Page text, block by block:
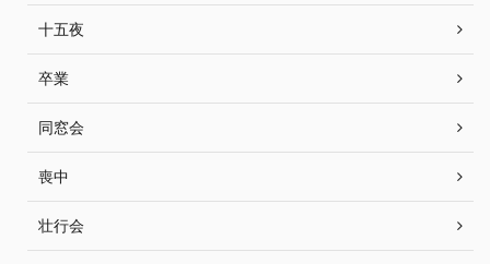
十五夜
卒業
同窓会
喪中
壮行会